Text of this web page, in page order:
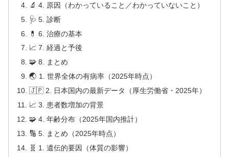
🔬 4. 原因（わかっていること／わかっていないこと）
🩺 5. 診断
💊 6. 治療の基本
📈 7. 経過と予後
🧩 8. まとめ
🌏 1. 世界全体の有病率（2025年時点）
🇯🇵 2. 日本国内の最新データ（厚生労働省・2025年）
📈 3. 患者数増加の背景
🧩 4. 年齢分布（2025年国内推計）
🔢 5. まとめ（2025年時点）
🧬 1. 遺伝的要因（体質の影響）